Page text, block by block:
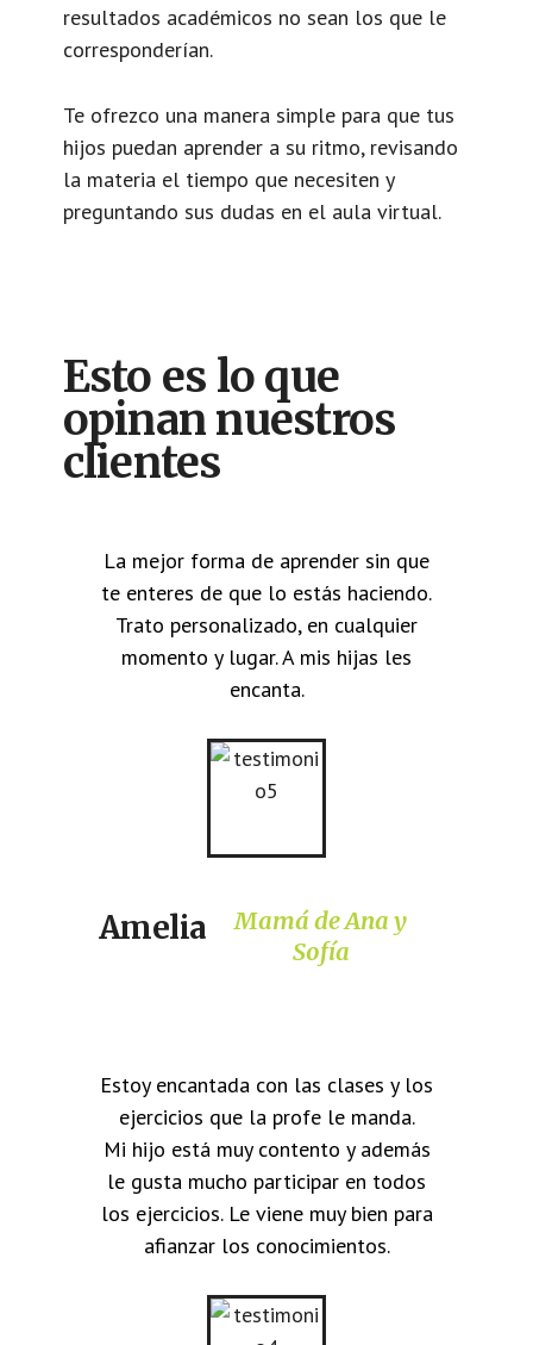
resultados académicos no sean los que le
corresponderían.
Te ofrezco una manera simple para que tus
hijos puedan aprender a su ritmo, revisando
la materia el tiempo que necesiten y
preguntando sus dudas en el aula virtual.
Esto es lo que
opinan nuestros
clientes
La mejor forma de aprender sin que
te enteres de que lo estás haciendo.
Trato personalizado, en cualquier
momento y lugar. A mis hijas les
encanta.
Amelia
Mamá de Ana y
Sofía
Estoy encantada con las clases y los
ejercicios que la profe le manda.
Mi hijo está muy contento y además
le gusta mucho participar en todos
los ejercicios. Le viene muy bien para
afianzar los conocimientos.